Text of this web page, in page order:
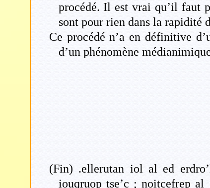
procédé. Il est vrai qu’il faut
sont pour rien dans la rapidité
Ce procédé n’a en définitive
d’un phénomène
(Fin) .ellerutan iol al ed
iouqruop tse’c ; noitcefrep